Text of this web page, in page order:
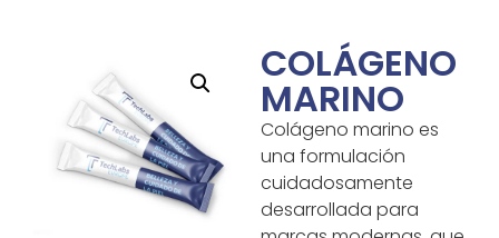
COLÁGENO
MARINO
Colágeno marino es
una formulación
cuidadosamente
desarrollada para